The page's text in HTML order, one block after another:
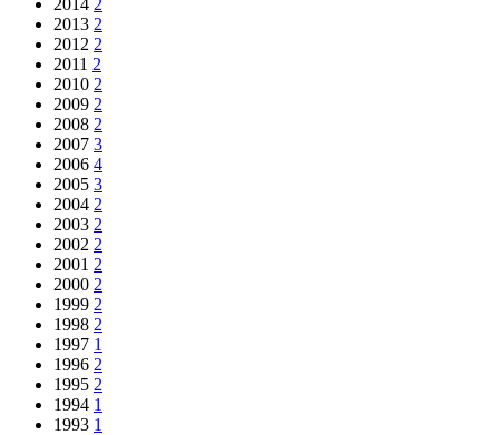
2014 2
2013 2
2012 2
2011 2
2010 2
2009 2
2008 2
2007 3
2006 4
2005 3
2004 2
2003 2
2002 2
2001 2
2000 2
1999 2
1998 2
1997 1
1996 2
1995 2
1994 1
1993 1